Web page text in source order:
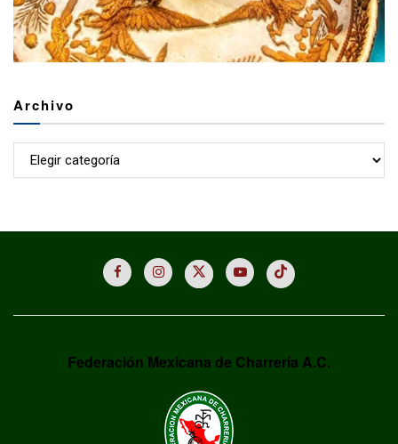
Archivo
Archivo
Federación Mexicana de Charrería A.C.